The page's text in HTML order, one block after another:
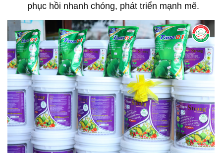
phục hồi nhanh chóng, phát triển mạnh mẽ.